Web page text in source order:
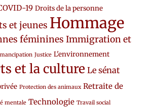
19 Droits de la personne
et jeunes Hommage
féminines Immigration et
Justice L'environnement
et la culture Le sénat
Protection des animaux Retraite de
mentale Technologie Travail social